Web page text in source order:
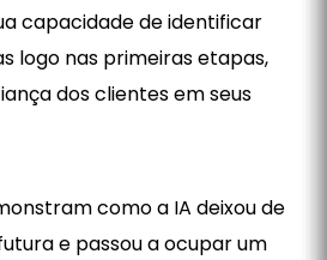
capacidade de identificar
logo nas primeiras etapas,
dos clientes em seus
como a IA deixou de
e passou a ocupar um